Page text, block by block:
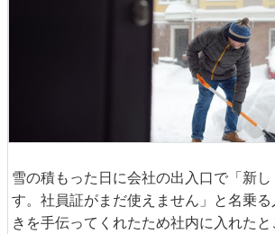
雪の積もった日に会社の出入口で「新
す。社員証がまだ使えません」と名乗
きを手伝ってくれたため社内に入れた